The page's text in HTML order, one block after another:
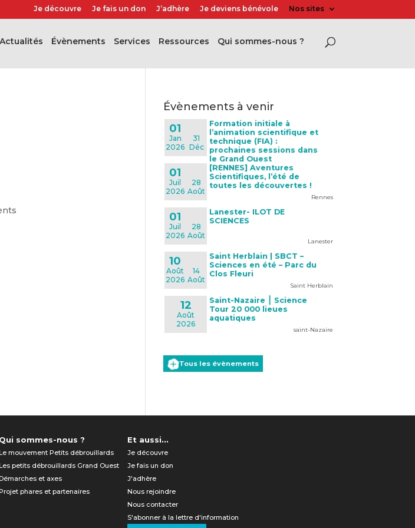
Je découvre Je fais un don J’adhère Je deviens bénévole Nos sites
Actualités évènements Services Ressources Qui sommes-nous ?
évènements à venir
01
Jan
2026
31
Déc
Formation initiale à
l’animation scientifique et
technique (FIA) :
prochaines sessions dans
le Grand Ouest
01
Juil
2026
28
Août
[RENNES] Aventures
Scientifiques, l’été de
toutes les découvertes !
Rennes
01
Juil
2026
28
Août
Lanester- ILOT DE
SCIENCES
Lanester
10
Août
2026
14
Août
Saint Herblain | SBCT –
Sciences en été – Parc du
Clos Fleuri
Saint Herblain
12
Août
2026
Saint-Nazaire ⎮ Science
Tour 20 000 lieues
aquatiques
saint-Nazaire
Tous les évènements
Qui sommes-nous ?
mouvement Petits débrouillards
petits débrouillards Grand Ouest
et axes
phares et partenaires
Et aussi...
Je découvre
Je fais un don
J'adhère
Nous rejoindre
Nous contacter
S'abonner à la lettre d'information